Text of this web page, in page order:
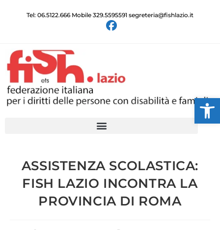
Tel: 06.5122.666 Mobile 329.5595591 segreteria@fishlazio.it
ASSISTENZA SCOLASTICA:
FISH LAZIO INCONTRA LA
PROVINCIA DI ROMA